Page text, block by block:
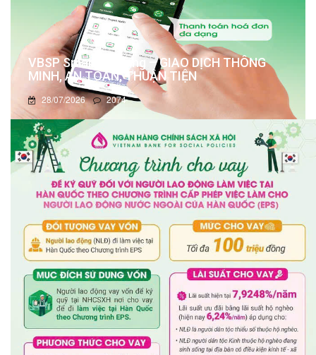
VBSP Smart Banking – GIAO DỊCH THÔNG
MINH, AN TOÀN, THUẬN TIỆN
28/07/2026 2074